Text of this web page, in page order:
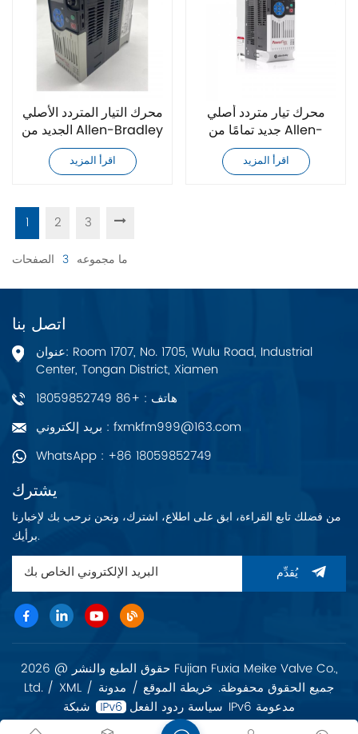
محرك التيار المتردد الأصلي
الجديد من Allen-Bradley
25B-D2P3N104
اقرأ المزيد
محرك تيار متردد أصلي
جديد تمامًا من Allen-
Bradley 25B-D017N104
اقرأ المزيد
1 2 3
ما مجموعه 3 الصفحات
اتصل بنا
عنوان: Room 1707, No. 1705, Wulu Road, Industrial
Center, Tongan District, Xiamen
هاتف : +86 18059852749
بريد إلكتروني : fxmkfm999@163.com
WhatsApp : +86 18059852749
يشترك
من فضلك تابع القراءة، ابق على اطلاع، اشترك، ونحن نرحب بك لإخبارنا
برأيك.
يُقدِّم
حقوق الطبع والنشر @ 2026 Fujian Fuxia Meike Valve Co.,
Ltd. جميع الحقوق محفوظة. خريطة الموقع / مدونة /
XML
/
سياسة ردود الفعل
شبكة IPv6 مدعومة